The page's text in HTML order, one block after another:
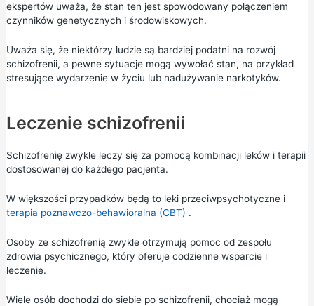
ekspertów uważa, że stan ten jest spowodowany połączeniem
czynników genetycznych i środowiskowych.
Uważa się, że niektórzy ludzie są bardziej podatni na rozwój
schizofrenii, a pewne sytuacje mogą wywołać stan, na przykład
stresujące wydarzenie w życiu lub nadużywanie narkotyków.
Leczenie schizofrenii
Schizofrenię zwykle leczy się za pomocą kombinacji leków i terapii
dostosowanej do każdego pacjenta.
W większości przypadków będą to leki przeciwpsychotyczne i
terapia poznawczo-behawioralna (CBT) .
Osoby ze schizofrenią zwykle otrzymują pomoc od zespołu
zdrowia psychicznego, który oferuje codzienne wsparcie i
leczenie.
Wiele osób dochodzi do siebie po schizofrenii, chociaż mogą